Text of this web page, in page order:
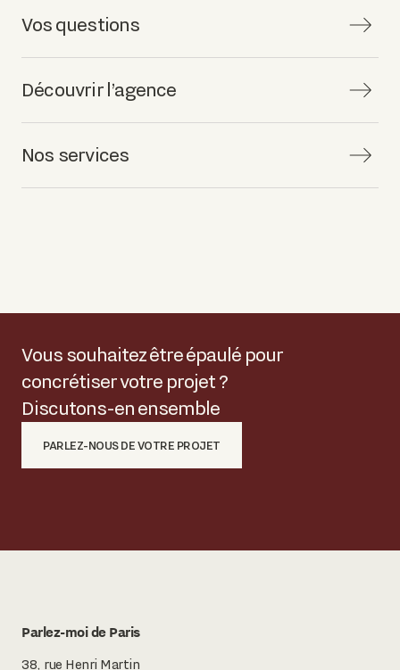
Vos questions
Découvrir l’agence
Nos services
Vous souhaitez être épaulé pour
concrétiser votre projet ?
Discutons-en ensemble
PARLEZ-NOUS DE VOTRE PROJET
Parlez-moi de Paris
38, rue Henri Martin